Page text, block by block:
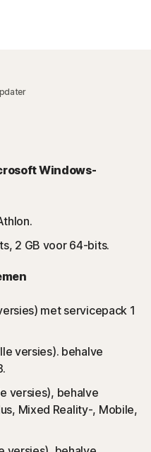
Windows-
2 GB voor 64-bits.
met servicepack 1
versies). behalve
versies), behalve
Mixed Reality-, Mobile,